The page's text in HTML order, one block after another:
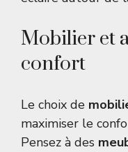
Mobilier et
confort
Le choix de
maximiser le
Pensez à des